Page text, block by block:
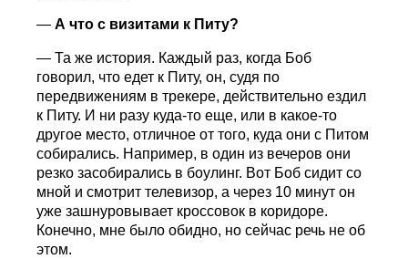
—А что с визитами к Питу?
— Та же история. Каждый раз, когда Боб
говорил, что едет к Питу, он, судя по
передвижениям в трекере, действительно ездил
к Питу. И ни разу куда-то еще, или в какое-то
другое место, отличное от того, куда они с Питом
собирались. Например, в один из вечеров они
резко засобирались в боулинг. Вот Боб сидит со
мной и смотрит телевизор, а через 10 минут он
уже зашнуровывает кроссовок в коридоре.
Конечно, мне было обидно, но сейчас речь не об
этом.